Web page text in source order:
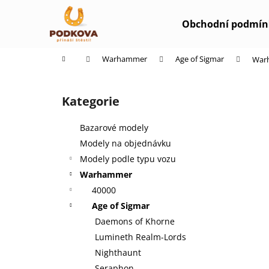
Obchodní
Domů Warhammer Age of Sigmar
Přeskočit
kategorie
Kategorie
Bazarové modely
Modely na objednávku
Modely podle typu vozu
Warhammer
40000
Age of Sigmar
Daemons of Khorne
Lumineth Realm-Lords
Nighthaunt
Zpět
Zpět